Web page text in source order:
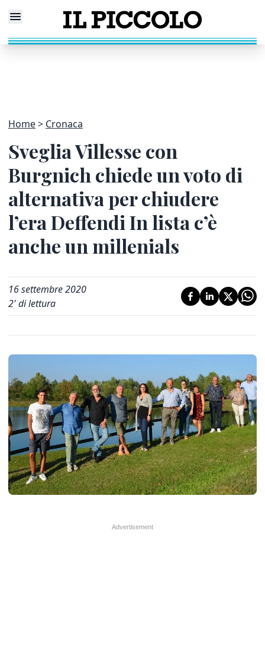
Home Cronaca
Sveglia Villesse con
Burgnich chiede un voto di
alternativa per chiudere
l’era Deffendi In lista c’è
anche un millenials
16 settembre 2020
2' di lettura